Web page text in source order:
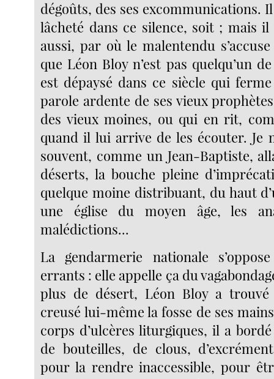
dégoûts, des ses excommunications.
lâcheté dans ce silence, soit ; mais
aussi, par où le malentendu s’accuse
que Léon Bloy n’est pas quelqu’un
est dépaysé dans ce siècle qui
parole ardente de ses vieux
des vieux moines, ou qui en rit,
quand il lui arrive de les écouter. Je
souvent, comme un Jean-Baptiste,
déserts, la bouche pleine
quelque moine distribuant, du haut
une église du moyen âge, les
malédictions...
La gendarmerie nationale
errants : elle appelle ça du
plus de désert, Léon Bloy a
creusé lui-même la fosse de ses
corps d’ulcères liturgiques, il a
de bouteilles, de clous,
pour la rendre inaccessible, pour